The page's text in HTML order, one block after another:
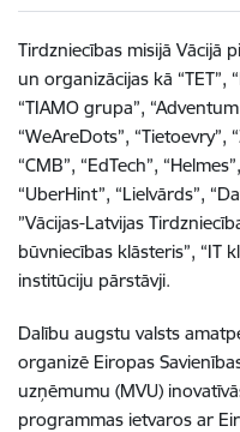
Tirdzniecības misijā Vācijā
un organizācijas kā “TET”,
“TIAMO grupa”, “Adventum
“WeAreDots”, “Tietoevry”,
“CMB”, “EdTech”,
“UberHint”, “Lielvārds”,
”Vācijas-Latvijas
būvniecības klāsteris”, “IT
institūciju pārstāvji.
Dalību augstu valsts
organizē Eiropas
uzņēmumu (MVU)
programmas ietvaros ar